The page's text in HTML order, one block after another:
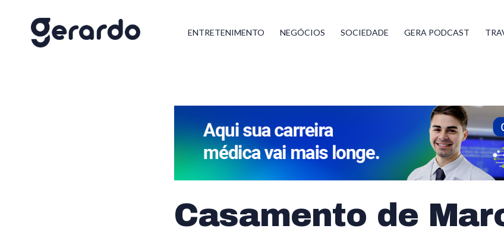
ENTRETENIMENTO NEGÓCIOS SOCIEDADE GERA PODCAST
Casamento de